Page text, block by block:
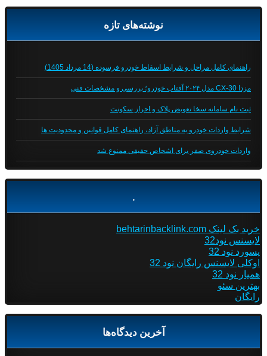
نوشته‌های تازه
راهنمای کامل مراحل و شرایط اسقاط خودرو فرسوده (14 مرداد 1405)
مزدا CX-30 مدل ۲۰۲۴ آفتاب خودرو؛ بررسی و مشخصات فنی
ثبت نام سامانه سخا تعویض پلاک و احراز سکونت
شرایط واردات خودرو به مناطق آزاد، راهنمای کامل قوانین و محدودیت ها
واردات خودروی صفر برای اشخاص حقیقی ممنوع شد
.
خرید بک لینک behtarinbacklink.com
لایسنس نود32
پسورد نود 32
اوکلی لایسنس رایگان نود 32
همیار نود 32
بهترین سئو
رایگان
آخرین دیدگاه‌ها